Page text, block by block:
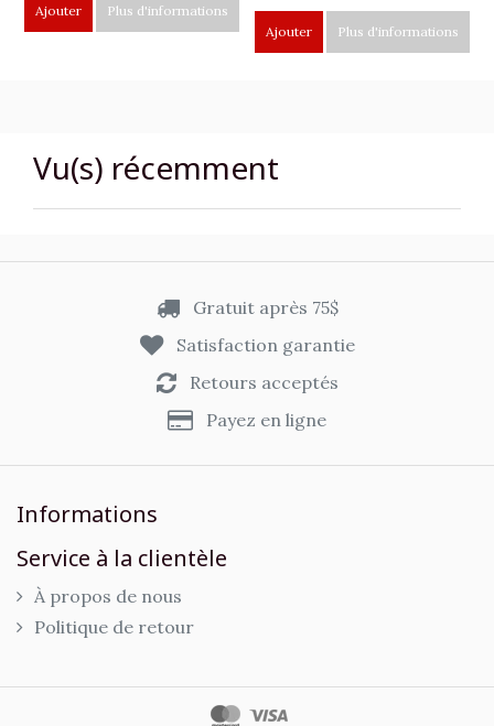
Ajouter Plus d'informations
Ajouter Plus d'informations
Vu(s) récemment
Gratuit après 75$
Satisfaction garantie
Retours acceptés
Payez en ligne
Informations
Service à la clientèle
À propos de nous
Politique de retour